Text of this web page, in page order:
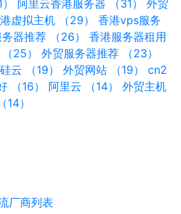
阿里云香港服务器 （31）
外贸
虚拟主机 （29）
香港vps服务
器推荐 （26）
香港服务器租用
25）
外贸服务器推荐 （23）
硅云 （19） 外贸网站 （19）
cn2
（16） 阿里云 （14）
外贸主机
）
厂商列表